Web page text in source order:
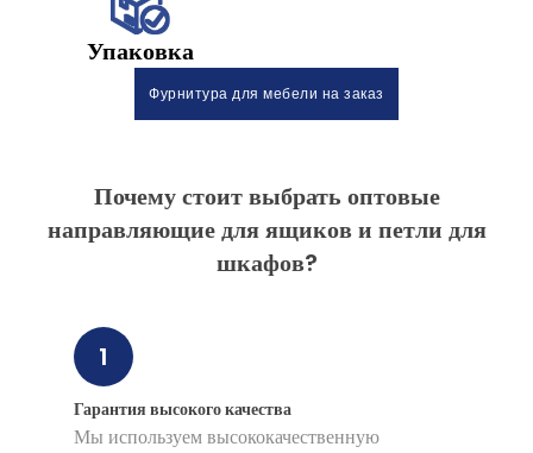
Упаковка
Фурнитура для мебели на заказ
Почему стоит выбрать оптовые
направляющие для ящиков и петли для
шкафов?
1
Гарантия высокого качества
Мы используем высококачественную